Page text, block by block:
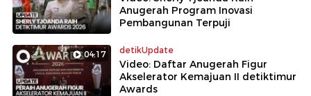
Anugerah Program Inovasi
Pembangunan Terpuji
04:17 detikUpdate
Video: Daftar Anugerah Figur
Akselerator Kemajuan II detiktimur
Awards